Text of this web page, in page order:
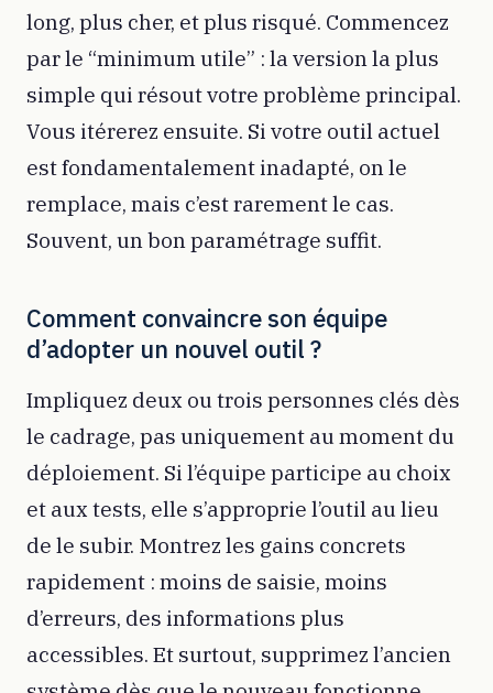
long, plus cher, et plus risqué. Commencez
par le “minimum utile” : la version la plus
simple qui résout votre problème principal.
Vous itérerez ensuite. Si votre outil actuel
est fondamentalement inadapté, on le
remplace, mais c’est rarement le cas.
Souvent, un bon paramétrage suffit.
Comment convaincre son équipe
d’adopter un nouvel outil ?
Impliquez deux ou trois personnes clés dès
le cadrage, pas uniquement au moment du
déploiement. Si l’équipe participe au choix
et aux tests, elle s’approprie l’outil au lieu
de le subir. Montrez les gains concrets
rapidement : moins de saisie, moins
d’erreurs, des informations plus
accessibles. Et surtout, supprimez l’ancien